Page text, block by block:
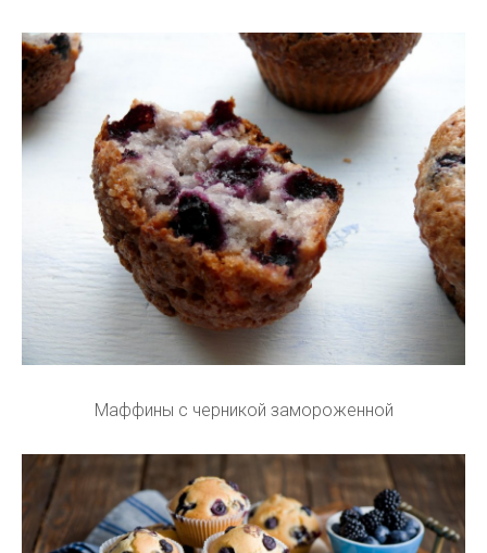
Маффины с черникой замороженной